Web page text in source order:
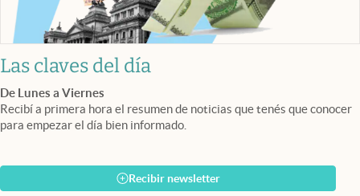
Las claves del día
De Lunes a Viernes
Recibí a primera hora el resumen de noticias que tenés que conocer
para empezar el día bien informado.
Recibir newsletter